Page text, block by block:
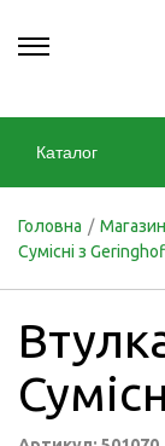
Каталог
Головна / Магазин
Сумісні з